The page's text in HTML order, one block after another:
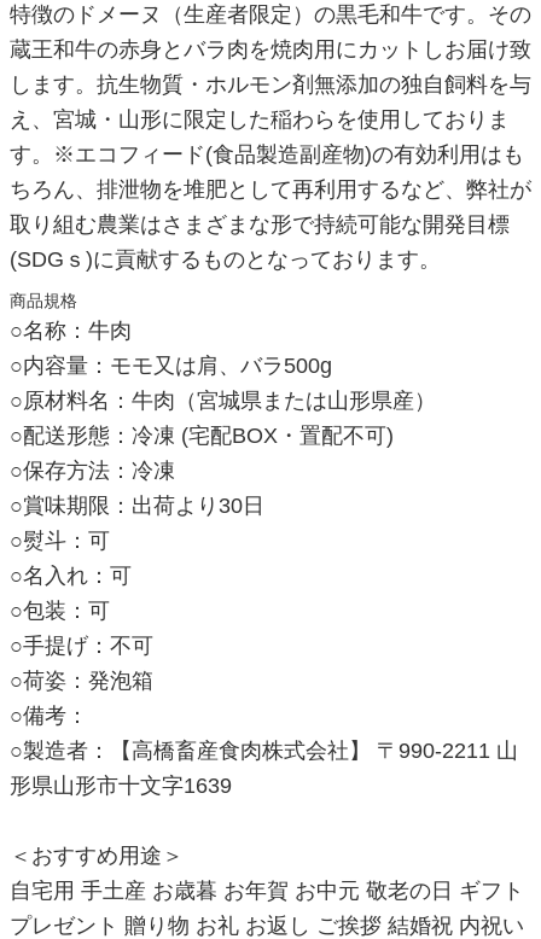
特徴のドメーヌ（生産者限定）の黒毛和牛です。その
蔵王和牛の赤身とバラ肉を焼肉用にカットしお届け致
します。抗生物質・ホルモン剤無添加の独自飼料を与
え、宮城・山形に限定した稲わらを使用しておりま
す。※エコフィード(食品製造副産物)の有効利用はも
ちろん、排泄物を堆肥として再利用するなど、弊社が
取り組む農業はさまざまな形で持続可能な開発目標
(SDGｓ)に貢献するものとなっております。
商品規格
○名称：牛肉
○内容量：モモ又は肩、バラ500g
○原材料名：牛肉（宮城県または山形県産）
○配送形態：冷凍 (宅配BOX・置配不可)
○保存方法：冷凍
○賞味期限：出荷より30日
○熨斗：可
○名入れ：可
○包装：可
○手提げ：不可
○荷姿：発泡箱
○備考：
○製造者：【高橋畜産食肉株式会社】 〒990-2211 山
形県山形市十文字1639
＜おすすめ用途＞
自宅用 手土産 お歳暮 お年賀 お中元 敬老の日 ギフト
プレゼント 贈り物 お礼 お返し ご挨拶 結婚祝 内祝い